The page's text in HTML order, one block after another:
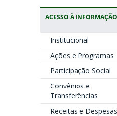
ACESSO À INFORMAÇÃO
Institucional
Ações e Programas
Participação Social
Convênios e
Transferências
Receitas e Despesas